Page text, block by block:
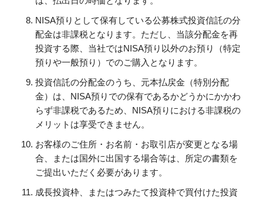
NISA預りとして保有している公募株式投資信託の分
配金は非課税となります。ただし、当該分配金を再
投資する際、当社ではNISA預り以外のお預り（特定
預りや一般預り）でのご購入となります。
投資信託の分配金のうち、元本払戻金（特別分配
金）は、NISA預りでの保有であるかどうかにかかわ
らず非課税であるため、NISA預りにおける非課税の
メリットは享受できません。
お客様のご住所・お名前・お取引店が変更となる場
合、または国外に出国する場合等は、所定の書類を
ご提出いただく必要があります。
成長投資枠、またはつみたて投資枠で買付けた投資